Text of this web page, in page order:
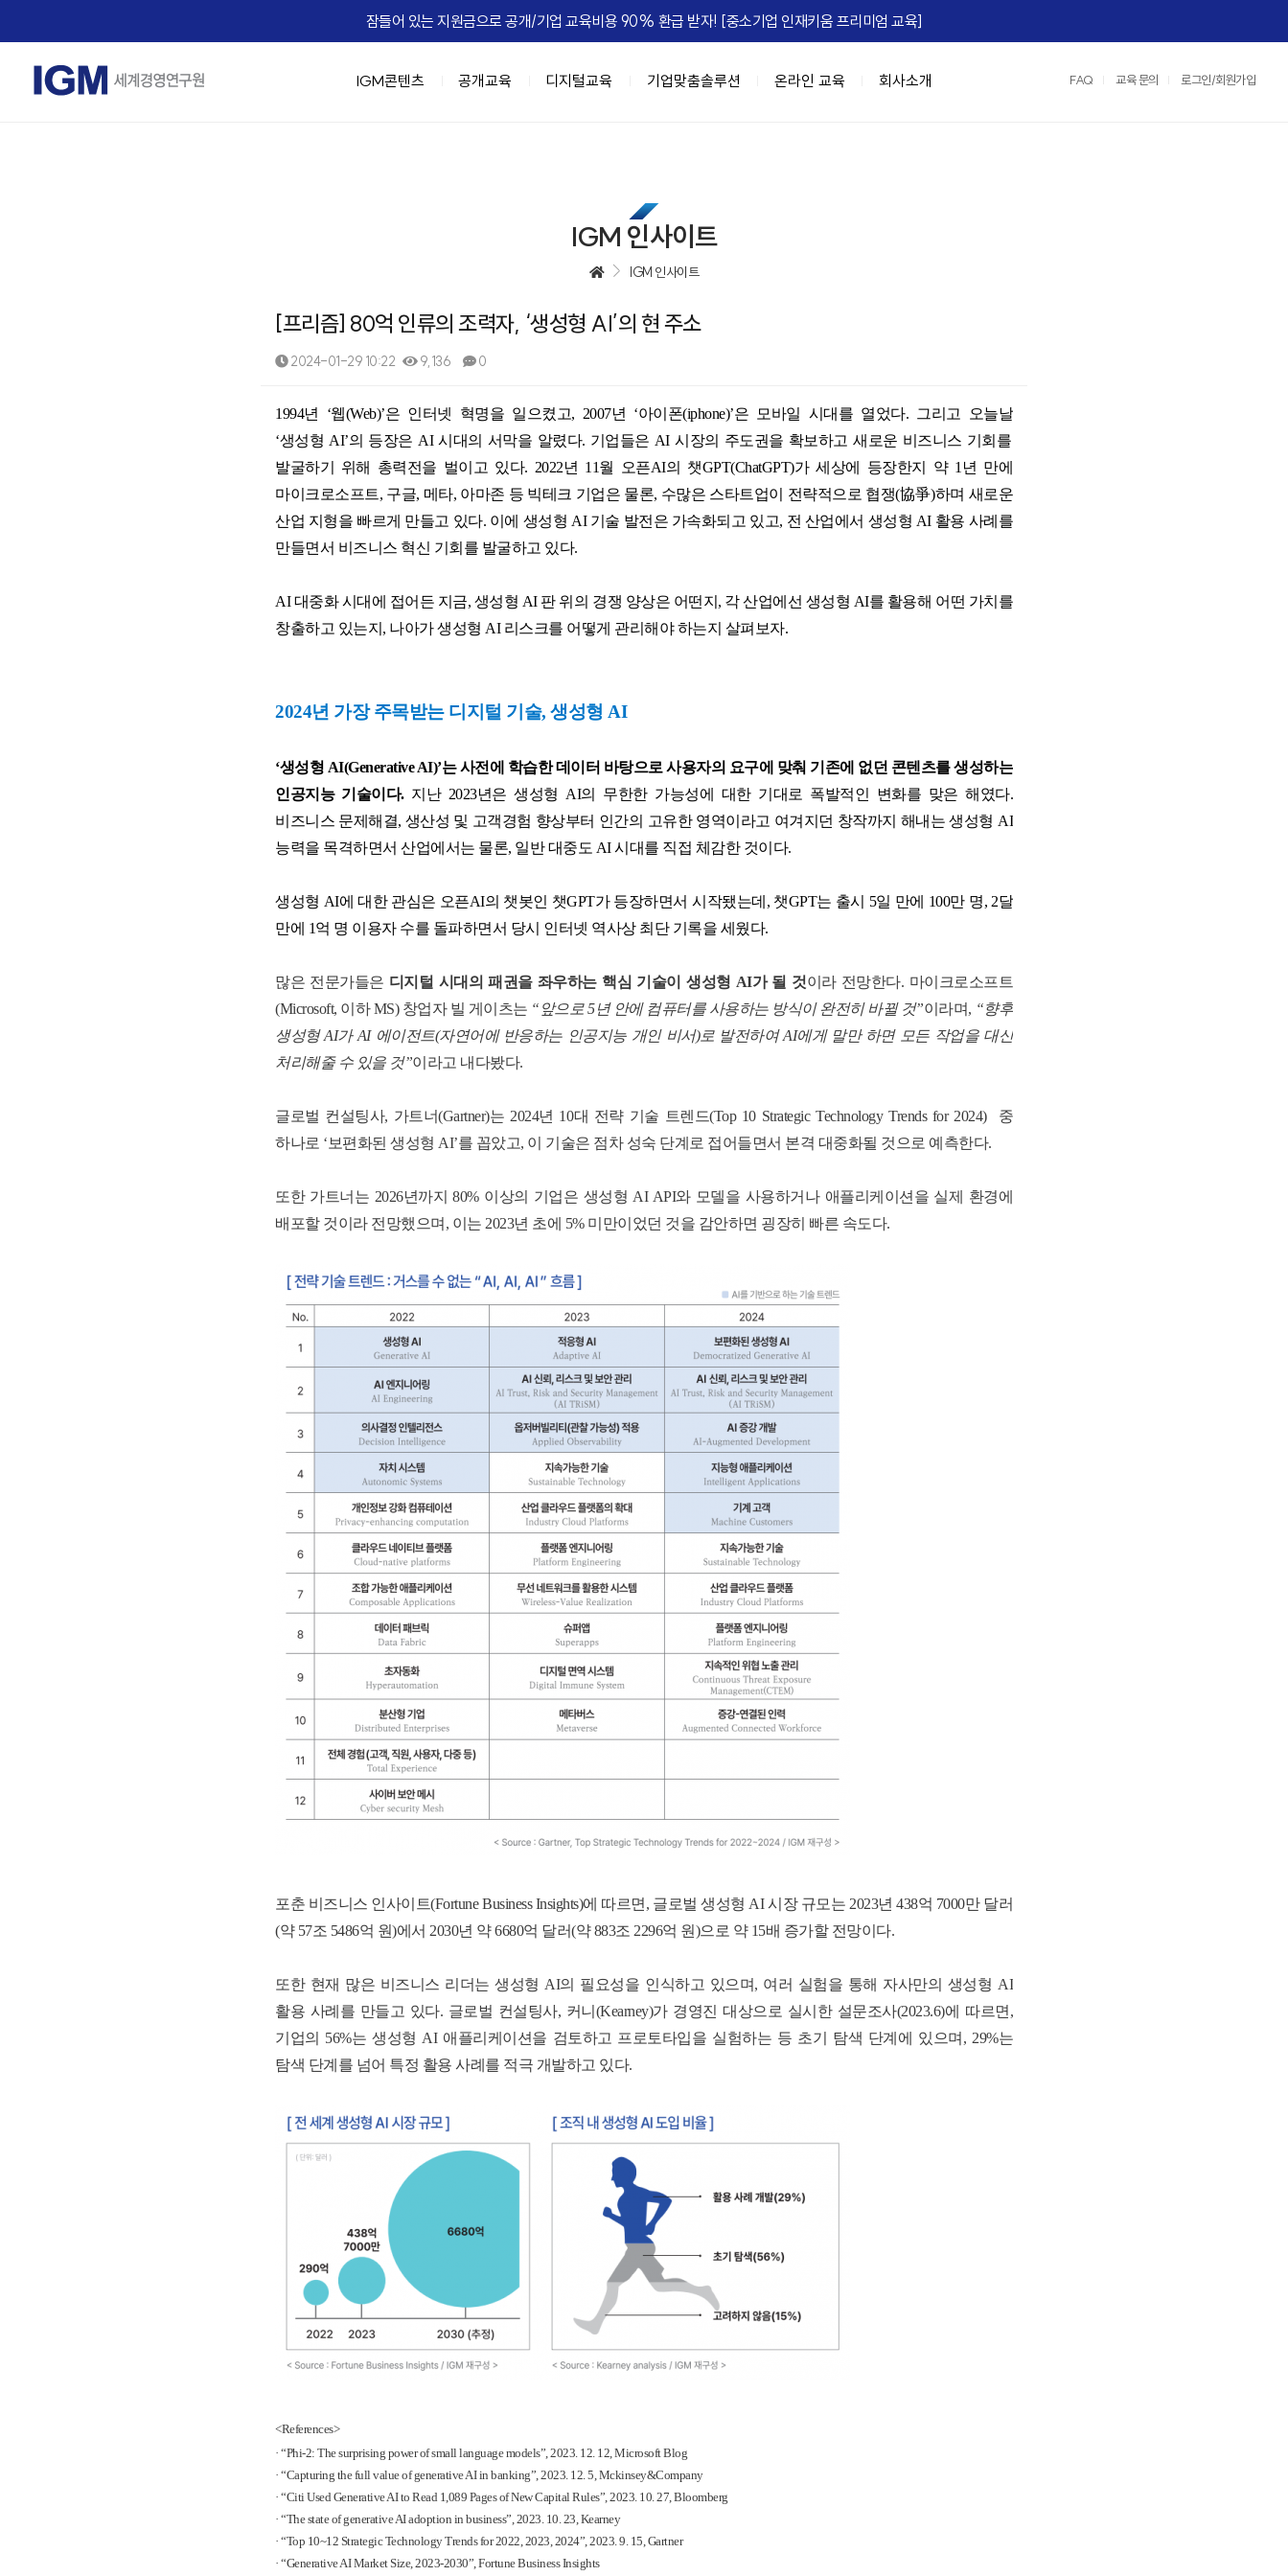
잠들어 있는 지원금으로 공개/기업 교육비용 90% 환급 받자! [중소기업 인재키움 프리미엄 교육]​
FAQ 교육 문의 로그인/회원가입
IGM콘텐츠 공개교육
팀장급 리더 과정(파워싱크)
과장/핵심인재 과정 (하이퍼포머 김과장)
MBA교육과정
핵심인재 MBA 과정 (9-Week MBA)
디지털 교육과정
[신규] 팀장을 위한 생성형 AI 활용 과정
업무방식 대전환 M365코파일럿 실전 과정
Power BI 실전 대시보드 구축 과정
AI 업무혁명 특강 시리즈
Google Looker 실전 대시보드 구축 과정
디지털교육
데이터 분석 자동화
Azure 기반 클라우드 전문 인재 육성
협업,생산성 향상(Google Workspace, M365)
기업맞춤솔루션
진단 기반의 역량 향상 교육
☞ 대한민국 초우량 기업의 선택, IGM
온라인 교육
[리더십/스킬] Change Management
[리더십/멘탈] Bounce-back Leadership
[조직문화] 협업모드 : ON
[성과관리] 무엇이 성과를 이끄는가
[성과관리] Feed 'NOW'
[문제해결] Critical Thinking
회사소개
IGM 인사이트
IGM 인사이트
[프리즘] 80억 인류의 조력자, ‘생성형 AI’의 현 주소
2024-01-29 10:22 9,136 0
본문
1994년 ‘웹(Web)’은 인터넷 혁명을 일으켰고, 2007년 ‘아이폰(iphone)’은 모바일 시대를 열었다. 그리고 오늘날
‘생성형 AI’의 등장은 AI시대의 서막을 알렸다. 기업들은 AI시장의 주도권을 확보하고 새로운 비즈니스 기회를
발굴하기 위해 총력전을 벌이고 있다. 2022년 11월 오픈AI의 챗GPT(ChatGPT)가 세상에 등장한지 약1 년 만에
마이크로소프트, 구글, 메타, 아마존 등 빅테크 기업은 물론, 수많은 스타트업이 전략적으로 협쟁(協爭)하며 새로운
산업 지형을 빠르게 만들고 있다. 이에 생성형 AI 기술 발전은 가속화되고 있고, 전 산업에서 생성형 AI 활용 사례를
만들면서 비즈니스 혁신 기회를 발굴하고 있다.
AI대중화 시대에 접어든 지금, 생성형 AI 판 위의 경쟁 양상은 어떤지 , 각 산업에선 생성형 AI를 활용해 어떤 가치를
창출하고 있는지 , 나아가 생성형 AI 리스크를 어떻게 관리해야 하는지 살펴보자.
2024년 가장 주목받는 디지털 기술, 생성형 AI
‘생성형 AI(Generative AI)’는 사전에 학습한 데이터 바탕으로 사용자의 요구에 맞춰 기존에 없던 콘텐츠를 생성하는
인공지능 기술이다. 지난2023년은 생성형 AI의 무한한 가능성에 대한 기대로 폭발적인 변화를 맞은 해였다.
비즈니스 문제해결, 생산성 및 고객경험 향상부터 인간의 고유한 영역이라고 여겨지던 창작까지 해내는 생성형 AI
능력을 목격하면서 산업에서는 물론, 일반 대중도 AI시대를 직접 체감한 것이다.
생성형 AI에 대한 관심은 오픈AI의 챗봇인 챗GPT가 등장하면서 시작됐는데 , 챗GPT는 출시 5일 만에 100만 명, 2달
만에 1억 명 이용자 수를 돌파하면서 당시 인터넷 역사상 최단 기록을 세웠다.
많은 전문가들은 디지털 시대의 패권을 좌우하는 핵심 기술이 생성형 AI가 될 것이라 전망한다. 마이크로소프트
(Microsoft, 이하MS) 창업자 빌 게이츠는 “ 앞으로5년 안에 컴퓨터를 사용하는 방식이 완전히 바뀔 것”이라며, “향후
생성형AI가AI 에이전트(자연어에 반응하는 인공지능 개인 비서)로 발전하여AI에게 말만 하면 모든 작업을 대신
처리해줄 수 있을 것”이라고 내다봤다.
글로벌 컨설팅사, 가트너(Gartner)는 2024년 10대 전략 기술 트렌드(Top 10 Strategic Technology Trends for 2024)
중
하나로 ‘ 보편화된 생성형 AI’를 꼽았고, 이 기술은 점차 성숙 단계로 접어들면서 본격 대중화될 것으로 예측한다.
또한 가트너는 2026년까지 80% 이상의 기업은 생성형 AI API와 모델을 사용하거나 애플리케이션을 실제 환경에
배포할 것이라 전망했으며 , 이는 2023년 초에 5% 미만이었던 것을 감안하면 굉장히 빠른 속도다.
포춘 비즈니스 인사이트(Fortune Business Insights)에 따르면 , 글로벌 생성형 AI시장 규모는 2023년 438억 7000만 달러
(약57조 5486억 원)에서 2030년 약6680억 달러(약883조 2296억 원)으로 약15배 증가할 전망이다.
또한 현재 많은 비즈니스 리더는 생성형 AI의 필요성을 인식하고 있으며, 여러 실험을 통해 자사만의 생성형 AI
활용 사례를 만들고 있다. 글로벌 컨설팅사, 커니 (Kearney)가 경영진 대상으로 실시한 설문조사(2023.6)에 따르면 ,
기업의 56%는 생성형 AI 애플리케이션을 검토하고 프로토타입을 실험하는 등 초기 탐색 단계에 있으며 , 29%는
탐색 단계를 넘어 특정 활용 사례를 적극 개발하고 있다.
<References>
· “Phi-2: The surprising power of small language models”, 2023. 12. 12, Microsoft Blog
· “Capturing the full value of generative AI in banking”, 2023. 12. 5, Mckinsey&Company
· “Citi Used Generative AI to Read 1,089 Pages of New Capital Rules”, 2023. 10. 27, Bloomberg
· “The state of generative AI adoption in business”, 2023. 10. 23, Kearney
· “Top 10~12 Strategic Technology Trends for 2022, 2023, 2024”, 2023. 9. 15, Gartner
· “Generative AI Market Size, 2023-2030”, Fortune Business Insights